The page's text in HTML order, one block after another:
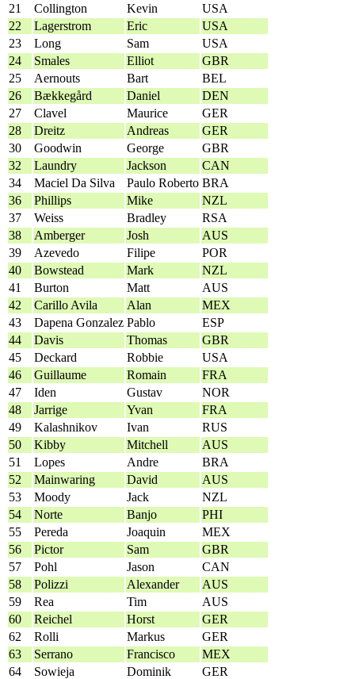
21
Collington Kevin
USA
22
Lagerstrom Eric
USA
23
Long Sam
USA
24
Smales Elliot
GBR
25
Aernouts Bart
BEL
26
Bækkegård Daniel
DEN
27
Clavel Maurice
GER
28
Dreitz Andreas
GER
30
Goodwin George
GBR
32
Laundry Jackson
CAN
34
Maciel Da Silva Paulo Roberto BRA
36
Phillips Mike
NZL
37
Weiss Bradley
RSA
38
Amberger Josh
AUS
39
Azevedo Filipe
POR
40
Bowstead Mark
NZL
41
Burton Matt
AUS
42
Carillo Avila Alan
MEX
43
Dapena Gonzalez Pablo
ESP
44
Davis Thomas
GBR
45
Deckard Robbie
USA
46
Guillaume Romain
FRA
47
Iden Gustav
NOR
48
Jarrige Yvan
FRA
49
Kalashnikov Ivan
RUS
50
Kibby Mitchell
AUS
51
Lopes Andre
BRA
52
Mainwaring David
AUS
53
Moody Jack
NZL
54
Norte Banjo
PHI
55
Pereda Joaquin
MEX
56
Pictor Sam
GBR
57
Pohl Jason
CAN
58
Polizzi Alexander
AUS
59
Rea Tim
AUS
60
Reichel Horst
GER
62
Rolli Markus
GER
63
Serrano Francisco
MEX
64
Sowieja Dominik
GER